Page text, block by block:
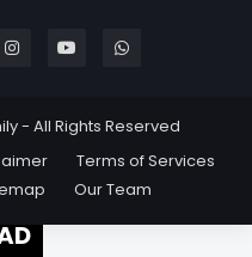
- All Rights Reserved
Terms of Services
Our Team